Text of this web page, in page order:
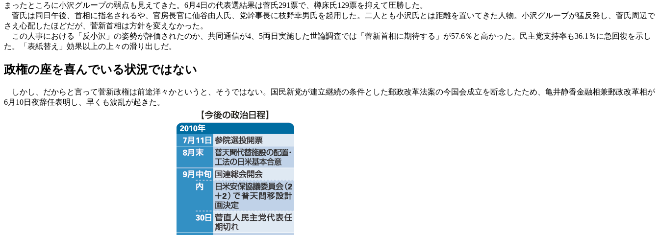
まったところに小沢グループの弱点も見えてきた。6月4日の代表選結果は菅氏291票で、樽床氏129票を抑えて圧勝した。
菅氏は同日午後、首相に指名されるや、官房長官に仙谷由人氏、党幹事長に枝野幸男氏を起用した。二人とも小沢氏とは距離を置いてきた人物。小沢グループが猛反発し、菅氏周辺で
さえ心配したほどだが、菅新首相は方針を変えなかった。
この人事における「反小沢」の姿勢が評価されたのか、共同通信が4、5両日実施した世論調査では「菅新首相に期待する」が57.6％と高かった。民主党支持率も36.1％に急回復を示し
た。「表紙替え」効果以上の上々の滑り出しだ。
政権の座を喜んでいる状況ではない
しかし、だからと言って菅新政権は前途洋々かというと、そうではない。国民新党が連立継続の条件とした郵政改革法案の今国会成立を断念したため、亀井静香金融相兼郵政改革相が
6月10日夜辞任表明し、早くも波乱が起きた。